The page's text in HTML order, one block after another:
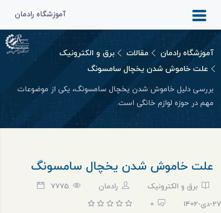
آموزشگاه رادمان
آموزشگاه رادمان مقالات
برق و الکترونیک
علت خاموش شدن یخچال سامسونگ
بررسی دلیل خاموش شدن یخچال سامسونگ، یکی از موضوعات
مهم در حوزه لوازم‌ خانگی است.
علت خاموش شدن یخچال سامسونگ
برق و الکترونیک رادمان
7775
27-دی-1402
0